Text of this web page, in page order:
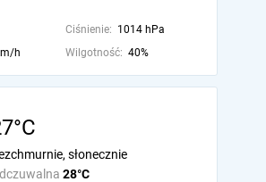
Ciśnienie: 1014 hPa
h Wilgotność: 40%
28°C
słonecznie